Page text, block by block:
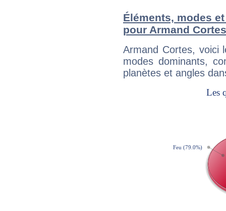
Éléments, modes
pour Armand Cortes
Armand Cortes, voici
modes dominants,
planètes et angles